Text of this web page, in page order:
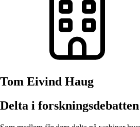
Tom Eivind Haug
Delta i forskningsdebatten